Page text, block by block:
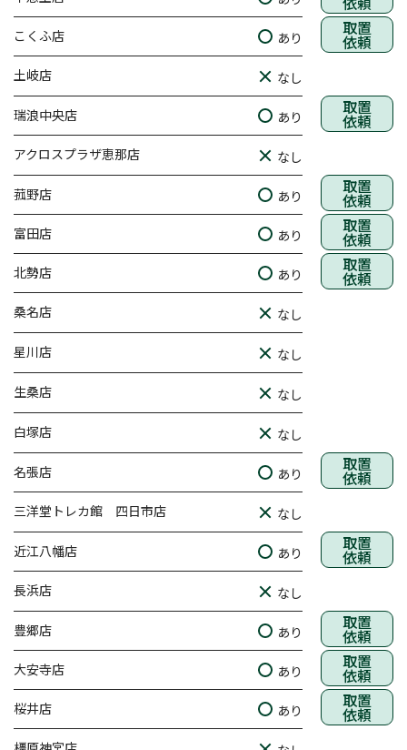
こくふ店 あり 取置
依頼
土岐店 なし
瑞浪中央店 あり 取置
依頼
アクロスプラザ恵那店 なし
菰野店 あり 取置
依頼
富田店 あり 取置
依頼
北勢店 あり 取置
依頼
桑名店 なし
星川店 なし
生桑店 なし
白塚店 なし
名張店 あり 取置
依頼
三洋堂トレカ館 四日市店 なし
近江八幡店 あり 取置
依頼
長浜店 なし
豊郷店 あり 取置
依頼
大安寺店 あり 取置
依頼
桜井店 あり 取置
依頼